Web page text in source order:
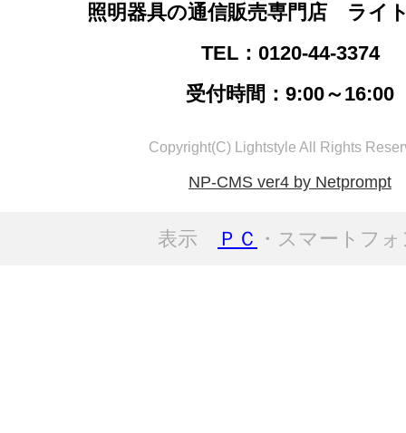
照明器具の通信販売専門店 ライ
TEL：0120-44-3374
受付時間：9:00～16:00
Copyright(C) Lightstyle All Rights
NP-CMS ver4 by Netprompt
表示 ＰＣ ・スマートフ